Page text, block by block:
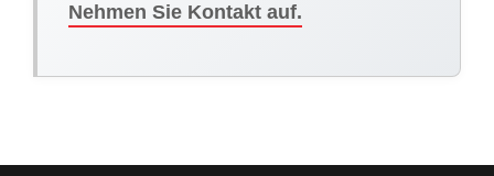
Nehmen Sie Kontakt auf.